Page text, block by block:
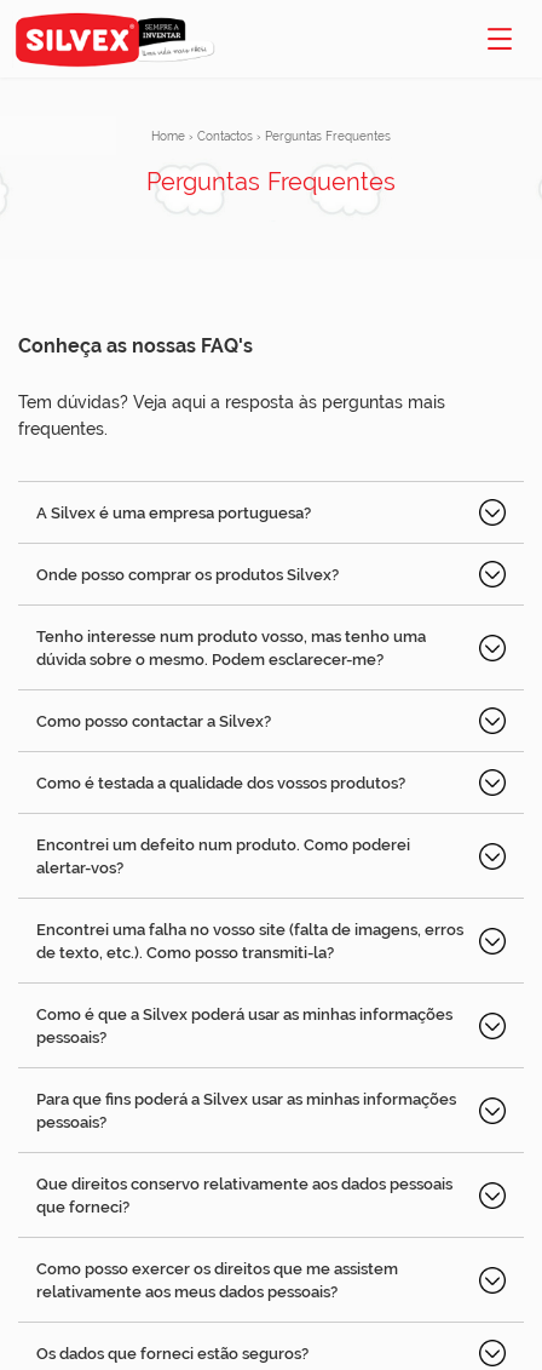
Home › Contactos › Perguntas Frequentes
Perguntas Frequentes
Conheça as nossas FAQ's
Tem dúvidas? Veja aqui a resposta às perguntas mais
frequentes.
A Silvex é uma empresa portuguesa?
Onde posso comprar os produtos Silvex?
Tenho interesse num produto vosso, mas tenho uma
dúvida sobre o mesmo. Podem esclarecer-me?
Como posso contactar a Silvex?
Como é testada a qualidade dos vossos produtos?
Encontrei um defeito num produto. Como poderei
alertar-vos?
Encontrei uma falha no vosso site (falta de imagens, erros
de texto, etc.). Como posso transmiti-la?
Como é que a Silvex poderá usar as minhas informações
pessoais?
Para que fins poderá a Silvex usar as minhas informações
pessoais?
Que direitos conservo relativamente aos dados pessoais
que forneci?
Como posso exercer os direitos que me assistem
relativamente aos meus dados pessoais?
Os dados que forneci estão seguros?